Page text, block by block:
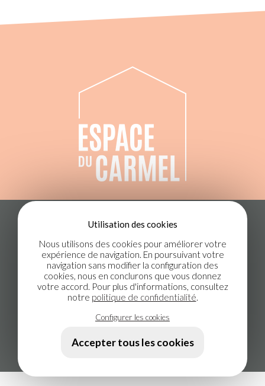
VOIR LES DISPONIBILITÉS
1 819 642-0064
espaceducarmel@gmail.com
134-A rue du Carmel, Danville, Québec, J0A 1A0
POLITIQUE DE CONFIDENTIALITÉ
Utilisation des cookies
Nous utilisons des cookies pour améliorer votre
expérience de navigation. En poursuivant votre
navigation sans modifier la configuration des
cookies, nous en conclurons que vous donnez
votre accord. Pour plus d'informations, consultez
notre politique de confidentialité.
Configurer les cookies
Accepter tous les cookies